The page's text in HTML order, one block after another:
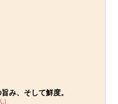
み、そして鮮度。
)